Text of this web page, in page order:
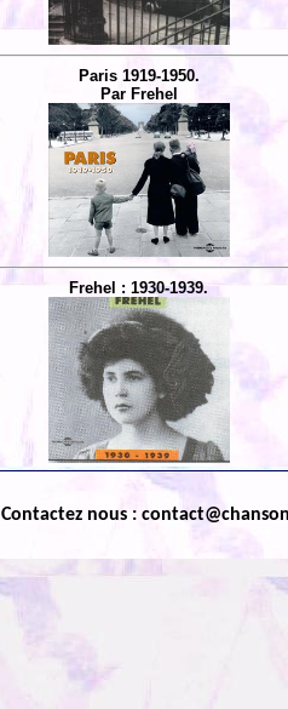
Paris 1919-1950.
Par Frehel
Frehel : 1930-1939.
Contactez nous :